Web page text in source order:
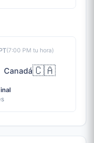
(7:00 PM tu hora)
Canadá🇨🇦